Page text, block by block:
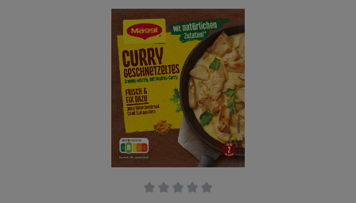
5,7 davon gesättigte Fettsäuren in g
2,3Kohlenhydrate in g 62,3 davon Zucker in g 11Eiweiß
in g 9,2 Salz in g 9,5